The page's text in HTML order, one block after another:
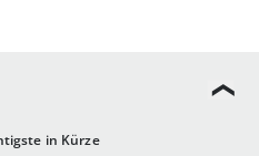
in Kürze